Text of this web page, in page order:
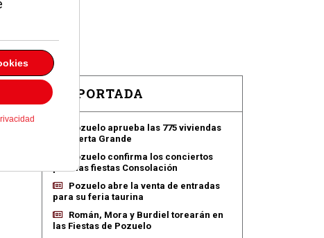
EN PORTADA
Pozuelo aprueba las 775 viviendas
de Huerta Grande
Pozuelo confirma los conciertos
para las fiestas Consolación
Pozuelo abre la venta de entradas
para su feria taurina
Román, Mora y Burdiel torearán en
las Fiestas de Pozuelo